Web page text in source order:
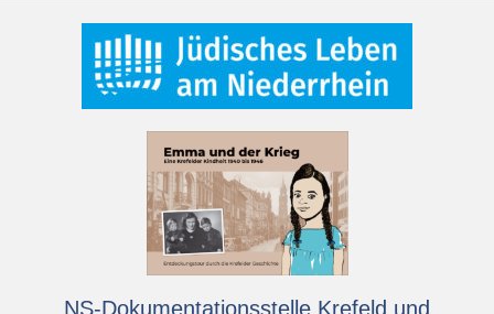
NS-Dokumentationsstelle Krefeld und